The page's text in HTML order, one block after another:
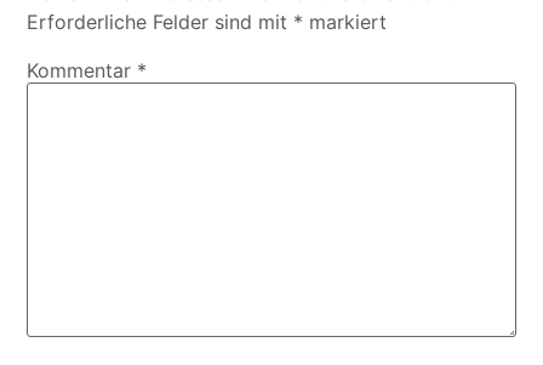
Erforderliche Felder sind mit * markiert
Kommentar *